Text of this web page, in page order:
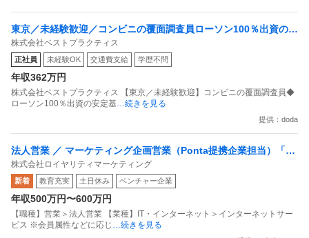
東京／未経験歓迎／コンビニの覆面調査員ローソン100％出資の安
定基盤／月５日在宅／残業月10時間
株式会社ベストプラクティス
正社員 未経験OK 交通費支給 学歴不問
年収362万円
株式会社ベストプラクティス 【東京／未経験歓迎】コンビニの覆面調査員◆
ローソン100％出資の安定基 …続きを見る
提供：doda
法人営業 ／ マーケティング企画営業（Ponta提携企業担当）「国
内最大級の共通ポイントサービスを展開／無駄のない消費社会を
目指すデータマーケティングカンパニー」
株式会社ロイヤリティマーケティング
新着 教育充実 土日休み ベンチャー企業
年収500万円〜600万円
【職種】営業＞法人営業 【業種】IT・インターネット＞インターネットサー
ビス ※会員属性などに応じ
…続きを見る